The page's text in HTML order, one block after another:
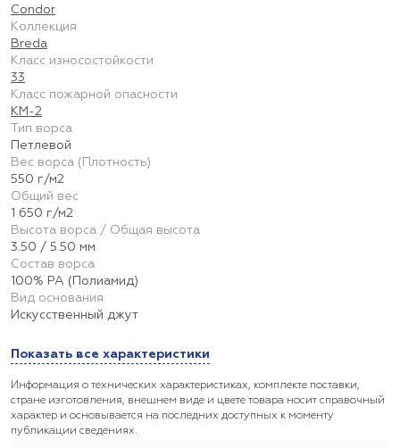
Condor
Коллекция
Breda
Класс износостойкости
33
Класс пожарной опасности
КМ-2
Тип ворса
Петлевой
Вес ворса (Плотность)
550 г/м2
Общий вес
1 650 г/м2
Высота ворса / Общая высота
3.50 / 5.50 мм
Состав ворса
100% PA (Полиамид)
Вид основания
Искусственный джут
Показать все характеристики
Информация о технических характеристиках, комплекте поставки,
стране изготовления, внешнем виде и цвете товара носит справочный
характер и основывается на последних доступных к моменту
публикации сведениях.